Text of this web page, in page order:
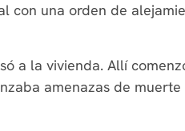
con una orden de
a la vivienda. Allí
amenazas de muerte